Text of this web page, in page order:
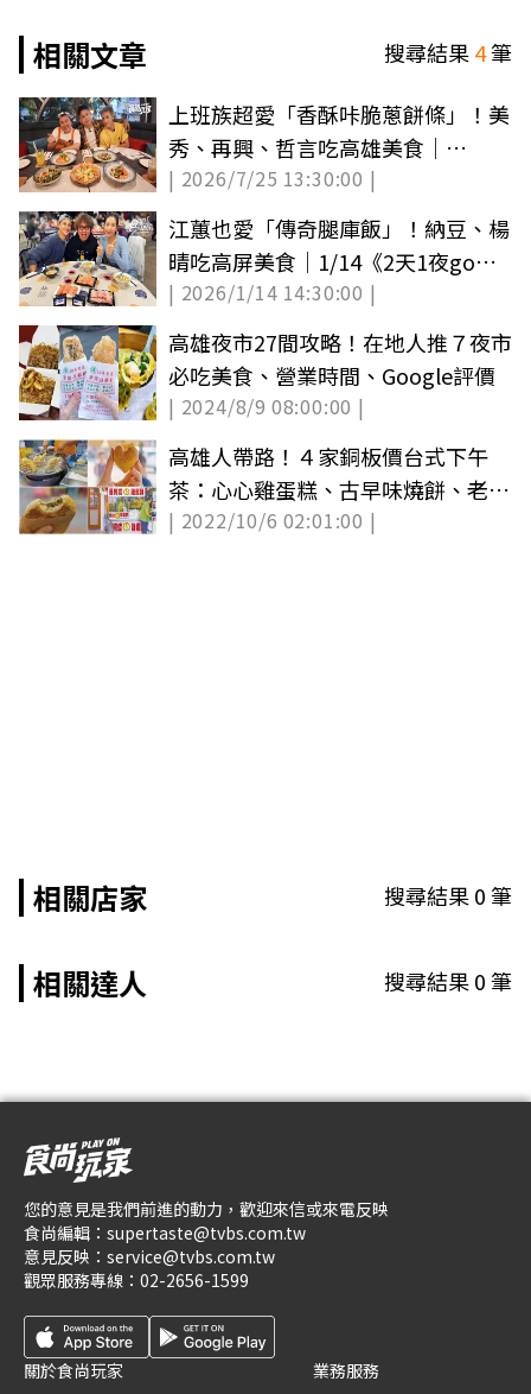
相關文章
搜尋結果4筆
上班族超愛「香酥咔脆蔥餅條」！美
秀、再興、哲言吃高雄美食｜
7/25《我們這一家》店家資訊
| 2026/7/25 13:30:00 |
江蕙也愛「傳奇腿庫飯」！納豆、楊
晴吃高屏美食｜1/14《2天1夜go》
店家資訊
| 2026/1/14 14:30:00 |
高雄夜市27間攻略！在地人推７夜市
必吃美食、營業時間、Google評價
| 2024/8/9 08:00:00 |
高雄人帶路！４家銅板價台式下午
茶：心心雞蛋糕、古早味燒餅、老牌
白糖粿
| 2022/10/6 02:01:00 |
相關店家 搜尋結果0筆
相關達人 搜尋結果0筆
您的意見是我們前進的動力，歡迎來信或來電反映
食尚編輯： supertaste@tvbs.com.tw
意見反映： service@tvbs.com.tw
觀眾服務專線： 02-2656-1599
關於食尚玩家 業務服務